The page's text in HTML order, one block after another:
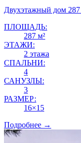
Двухэтажный дом 287
ПЛОЩАДЬ:
287 м²
ЭТАЖИ:
2 этажа
СПАЛЬНИ:
4
САНУЗЛЫ:
3
РАЗМЕР:
16×15
Подробнее →